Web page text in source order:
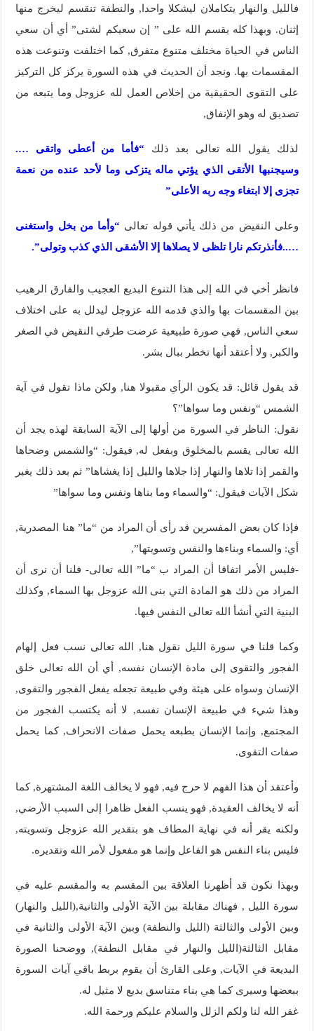
فالليل والنهار يتكاملان ليشكلا واحدا, والنطفة تنقسم ليخرج منها
إثنان. وبهذا كله يقسم الله على ” إن سعيكم لشتى” أي أن سعي
الناس في الحياة مختلف متنوع متفرق, كما اختلفت وتنوعت هذه
المقسمات بها. ونجد أن الحديث في هذه السورة يركز كل التركيز
على التقوى الحقيقية من إخلاص العمل لله عزوجل وما يتبعه من
تصديق له وهو الإنفاق,
لذلك يقول الله تعالى بعد ذلك “فأما من أعطى واتقى ….
وسيجنبها الأتقى الذي يؤتي ماله يتزكى وما لأحد عنده من نعمة
تجزى إلا ابتغاء وجه ربه الأعلى”
وعلى النقيض من ذلك يأتي قوله تعالى “وأما من بخل واستغنى
…..فأنذرتكم نارا تلظى لا يصلاها إلا الأشقى الذي كذب وتولى”.
فانظر أخي في الله إلى هذا التنوع البديع العجيب والفارق الرهيب
بين المقسمات بها والذي قدمه الله عزوجل ليدلل به على اختلاف
سعي الناس, فهي صورة طبيعية عرضت طرفي النقيض في الصغر
والكبر, ولا أعتقد أنها تخطر ببال بشر.
قد يقول قائل: قد يكون الرأي مقبولا هنا, ولكن ماذا تقول في آية
الشمس “ونفس وما سواها”؟
نقول: الناظر في السورة من أولها إلى الآية السابقة لهذه يجد أن
الله تعالى يقسم بالمخلوق وبفعل له, فيقول: “والشمس وضحاها
والقمر إذا تلاها والنهار إذا جلاها والليل إذا يغشاها” ثم بعد ذلك يغير
شكل الآيات فيقول: “والسماء وما بناها ونفس وما سواها”
فإذا كان بعض المفسرين قد رأى أن المراد من “ما” هنا المصدرية,
أي: والسماء وبناءها والنفس وتسويتها”,
-فليس الأمر اتفاقا أن المراد ب “ما” الله تعالى- فلنا أن نرى أن
المراد من ذلك هو المادة التي بنى الله عزوجل بها السماء, وكذلك
البنية التي أنشأ الله تعالى النفس فيها.
وكما قلنا في سورة الليل نقول هنا, الله تعالى نسب فعل إلهام
الفجور والتقوى إلى مادة الإنسان نفسه, أي أن الله تعالى خلق
الإنسان وسواه على هيئة وفي طبيعة تجعله يفعل الفجور والتقوى,
وهذا شيء في طبيعة الإنسان نفسه, لا أنه يكتسب الفجور من
المجتمع, وإنما الإنسان بطبعه يحمل صفات الانحراف, كما يحمل
صفات التقوى.
وأعتقد أن هذا الفهم لا حرج فيه, فهو لا يخالف اللغة المشتهرة, كما
أنه لا يخالف العقيدة, فهو ينسب الفعل ظاهرا إلى السبب الأرضي,
ولكنه يقر أنه في نهاية المطاف هو بتقدير الله عزوجل وتسويته,
فليس بناء النفس هو الفاعل وإنما هو مفعول لأمر الله وتقديره.
وبهذا نكون قد أظهرنا العلاقة بين المقسم به والمقسم عليه في
سورة الليل , فهناك مقابلة بين الآية الأولى والثانية,(الليل والنهار)
وبين الأولى والثالثة (الليل والنطفة) وبين الآية الأولى والثانية في
مقابل الثالثة(الليل والنهار في مقابل النطفة), ووضحنا الصورة
البديعة في الآيات, وعلى القارئ أن يقوم بربط باقي آيات السورة
ببعضها وسيرى كما هي بناء متناسق بديع لا مثيل له.
غفر الله لنا ولكم الزلل والسلام عليكم ورحمة الله.